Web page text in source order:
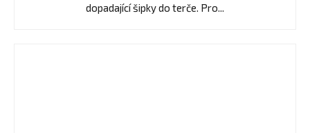
dopadající šipky do terče. Pro...